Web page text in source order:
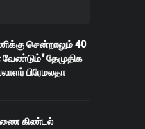
சென்றாலும் 40
தேமுதிக
பிரேமலதா
கிண்டல்